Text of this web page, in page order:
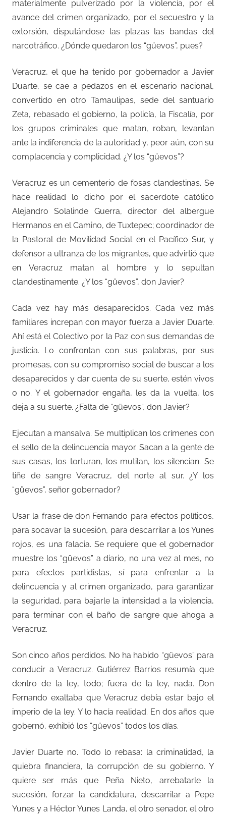
materialmente pulverizado por la violencia, por el
avance del crimen organizado, por el secuestro y la
extorsión, disputándose las plazas las bandas del
narcotráfico. ¿Dónde quedaron los “güevos”, pues?
Veracruz, el que ha tenido por gobernador a Javier
Duarte, se cae a pedazos en el escenario nacional,
convertido en otro Tamaulipas, sede del santuario
Zeta, rebasado el gobierno, la policía, la Fiscalía, por
los grupos criminales que matan, roban, levantan
ante la indiferencia de la autoridad y, peor aún, con su
complacencia y complicidad. ¿Y los “güevos”?
Veracruz es un cementerio de fosas clandestinas. Se
hace realidad lo dicho por el sacerdote católico
Alejandro Solalinde Guerra, director del albergue
Hermanos en el Camino, de Tuxtepec; coordinador de
la Pastoral de Movilidad Social en el Pacífico Sur, y
defensor a ultranza de los migrantes, que advirtió que
en Veracruz matan al hombre y lo sepultan
clandestinamente. ¿Y los “güevos”, don Javier?
Cada vez hay más desaparecidos. Cada vez más
familiares increpan con mayor fuerza a Javier Duarte.
Ahí está el Colectivo por la Paz con sus demandas de
justicia. Lo confrontan con sus palabras, por sus
promesas, con su compromiso social de buscar a los
desaparecidos y dar cuenta de su suerte, estén vivos
o no. Y el gobernador engaña, les da la vuelta, los
deja a su suerte. ¿Falta de “güevos”, don Javier?
Ejecutan a mansalva. Se multiplican los crímenes con
el sello de la delincuencia mayor. Sacan a la gente de
sus casas, los torturan, los mutilan, los silencian. Se
tiñe de sangre Veracruz, del norte al sur. ¿Y los
“güevos”, señor gobernador?
Usar la frase de don Fernando para efectos políticos,
para socavar la sucesión, para descarrilar a los Yunes
rojos, es una falacia. Se requiere que el gobernador
muestre los “güevos” a diario, no una vez al mes, no
para efectos partidistas, sí para enfrentar a la
delincuencia y al crimen organizado, para garantizar
la seguridad, para bajarle la intensidad a la violencia,
para terminar con el baño de sangre que ahoga a
Veracruz.
Son cinco años perdidos. No ha habido “güevos” para
conducir a Veracruz. Gutiérrez Barrios resumía que
dentro de la ley, todo; fuera de la ley, nada. Don
Fernando exaltaba que Veracruz debía estar bajo el
imperio de la ley. Y lo hacía realidad. En dos años que
gobernó, exhibió los “güevos” todos los días.
Javier Duarte no. Todo lo rebasa: la criminalidad, la
quiebra financiera, la corrupción de su gobierno. Y
quiere ser más que Peña Nieto, arrebatarle la
sucesión, forzar la candidatura, descarrilar a Pepe
Yunes y a Héctor Yunes Landa, el otro senador, el otro